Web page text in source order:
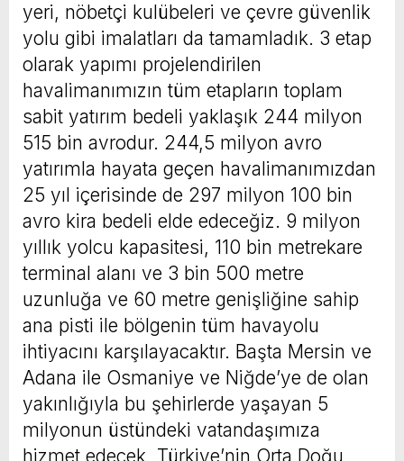
yeri, nöbetçi kulübeleri ve çevre güvenlik
yolu gibi imalatları da tamamladık. 3 etap
olarak yapımı projelendirilen
havalimanımızın tüm etapların toplam
sabit yatırım bedeli yaklaşık 244 milyon
515 bin avrodur. 244,5 milyon avro
yatırımla hayata geçen havalimanımızdan
25 yıl içerisinde de 297 milyon 100 bin
avro kira bedeli elde edeceğiz. 9 milyon
yıllık yolcu kapasitesi, 110 bin metrekare
terminal alanı ve 3 bin 500 metre
uzunluğa ve 60 metre genişliğine sahip
ana pisti ile bölgenin tüm havayolu
ihtiyacını karşılayacaktır. Başta Mersin ve
Adana ile Osmaniye ve Niğde’ye de olan
yakınlığıyla bu şehirlerde yaşayan 5
milyonun üstündeki vatandaşımıza
hizmet edecek, Türkiye’nin Orta Doğu